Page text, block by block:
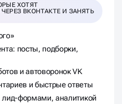
ХОТЯТ
ВКОНТАКТЕ И ЗАНЯТЬ
посты, подборки,
и автоворонок VK
и быстрые ответы
лид-формами, аналитикой